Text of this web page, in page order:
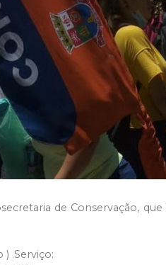
de Conservação,
.Serviço: